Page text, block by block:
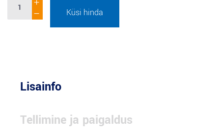
Küsi hinda
Lisainfo
Tellimine ja paigaldus